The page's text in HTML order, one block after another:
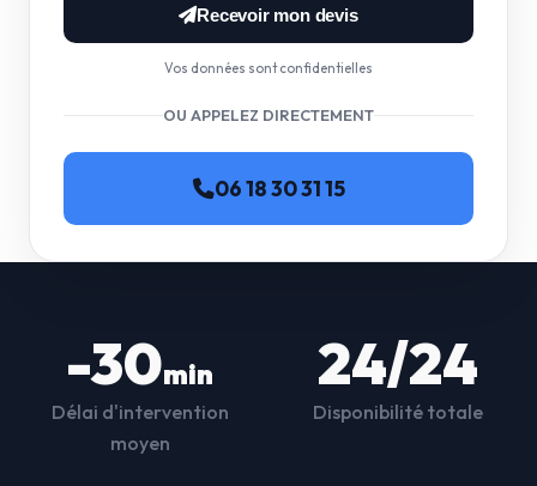
Recevoir mon devis
Vos données sont confidentielles
OU APPELEZ DIRECTEMENT
06 18 30 31 15
-30min
Délai d'intervention
moyen
24/24
Disponibilité totale